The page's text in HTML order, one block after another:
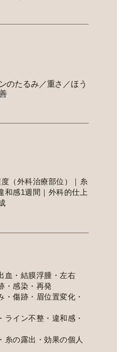
のたるみ／重さ／ほう
（外科治療部位）｜糸
和感1週間｜外科的仕上
血・結膜浮腫・左右
・感染・再発
・傷跡・眉位置変化・
ライン不整・違和感・
糸の露出・効果の個人